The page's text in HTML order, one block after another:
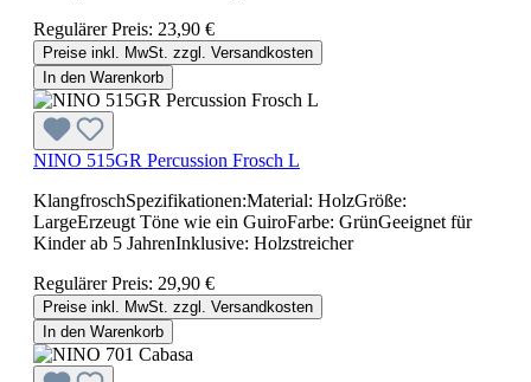
Regulärer Preis: 23,90 €
Preise inkl. MwSt. zzgl. Versandkosten
In den Warenkorb
NINO 515GR Percussion Frosch L
KlangfroschSpezifikationen:Material: HolzGröße:
LargeErzeugt Töne wie ein GuiroFarbe: GrünGeeignet für
Kinder ab 5 JahrenInklusive: Holzstreicher
Regulärer Preis: 29,90 €
Preise inkl. MwSt. zzgl. Versandkosten
In den Warenkorb